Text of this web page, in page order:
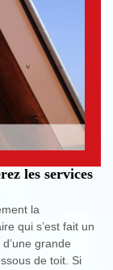
les services
la
qui s’est fait un
grande
de toit. Si